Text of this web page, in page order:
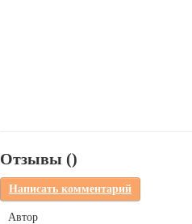
Отзывы ()
Написать комментарий
Автор